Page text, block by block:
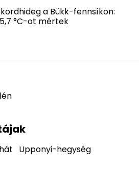
a Bükk-fennsíkon:
°C-ot mértek
Upponyi-hegység